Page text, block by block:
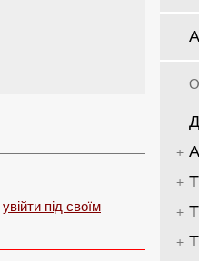
увійти під своїм